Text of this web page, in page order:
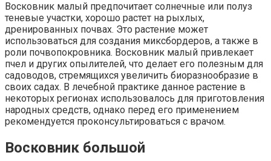
Восковник малый предпочитает солнечные или полуз
теневые участки, хорошо растет на рыхлых,
дренированных почвах. Это растение может
использоваться для создания миксбордеров, а также в
роли почвопокровника. Восковник малый привлекает
пчел и других опылителей, что делает его полезным для
садоводов, стремящихся увеличить биоразнообразие в
своих садах. В лечебной практике данное растение в
некоторых регионах использовалось для приготовления
народных средств, однако перед его применением
рекомендуется проконсультироваться с врачом.
Восковник большой